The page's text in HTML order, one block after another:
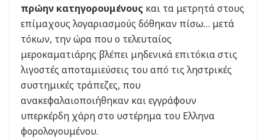
πρώην κατηγορουμένους και τα μετρητά στους
επίμαχους λογαριασμούς δόθηκαν πίσω… μετά
τόκων, την ώρα που ο τελευταίος
μεροκαματιάρης βλέπει μηδενικά επιτόκια στις
λιγοστές αποταμιεύσεις του από τις ληστρικές
συστημικές τράπεζες, που
ανακεφαλαιοποιήθηκαν και εγγράφουν
υπερκέρδη χάρη στο υστέρημα του Ελληνα
φορολογουμένου.